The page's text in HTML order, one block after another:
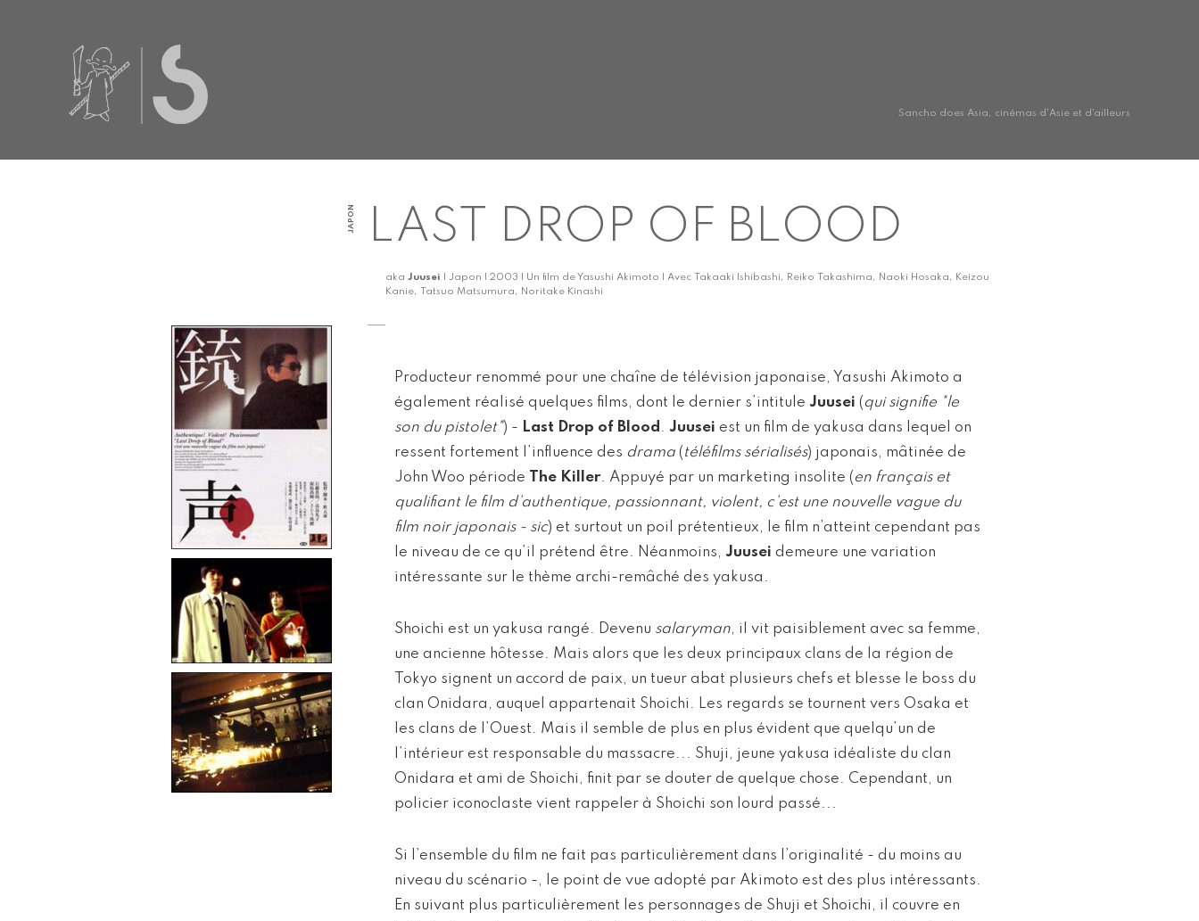
Sancho does Asia, cinémas d'Asie et d'ailleurs
JAPON LAST DROP OF BLOOD
aka Juusei | Japon | 2003 | Un film de Yasushi Akimoto | Avec Takaaki Ishibashi, Reiko Takashima, Naoki Hosaka, Keizou
Kanie, Tatsuo Matsumura, Noritake Kinashi
Producteur renommé pour une chaîne de télévision japonaise, Yasushi Akimoto a
également réalisé quelques films, dont le dernier s’intitule Juusei (qui signifie "le
son du pistolet") - Last Drop of Blood . Juusei est un film de yakusa dans lequel on
ressent fortement l’influence des drama (téléfilms sérialisés) japonais, mâtinée de
John Woo période
The Killer. Appuyé par un marketing insolite (en français et
qualifiant le film d’authentique, passionnant, violent, c’est une nouvelle vague du
film noir japonais - sic) et surtout un poil prétentieux, le film n’atteint cependant pas
le niveau de ce qu’il prétend être. Néanmoins, Juusei demeure une variation
intéressante sur le thème archi-remâché des yakusa.
Shoichi est un yakusa rangé. Devenu salaryman, il vit paisiblement avec sa femme,
une ancienne hôtesse. Mais alors que les deux principaux clans de la région de
Tokyo signent un accord de paix, un tueur abat plusieurs chefs et blesse le boss du
clan Onidara, auquel appartenait Shoichi. Les regards se tournent vers Osaka et
les clans de l’Ouest. Mais il semble de plus en plus évident que quelqu’un de
l’intérieur est responsable du massacre... Shuji, jeune yakusa idéaliste du clan
Onidara et ami de Shoichi, finit par se douter de quelque chose. Cependant, un
policier iconoclaste vient rappeler à Shoichi son lourd passé...
Si l’ensemble du film ne fait pas particulièrement dans l’originalité - du moins au
niveau du scénario -, le point de vue adopté par Akimoto est des plus intéressants.
En suivant plus particulièrement les personnages de Shuji et Shoichi, il couvre en